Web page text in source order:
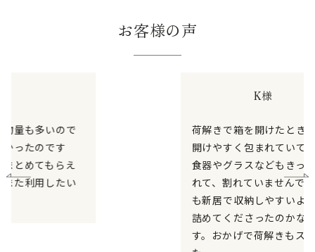
お客様の声
荷解きで箱を開けたときに、丁寧かつ
開けやすく包まれていて驚きました！
食器やグラスなどもきっちりと詰めら
れて、割れていませんでしたし、本類
も新居で収納しやすいように考慮して
詰めてくださったのかな、と思いま
す。おかげで荷解きもスムーズでし